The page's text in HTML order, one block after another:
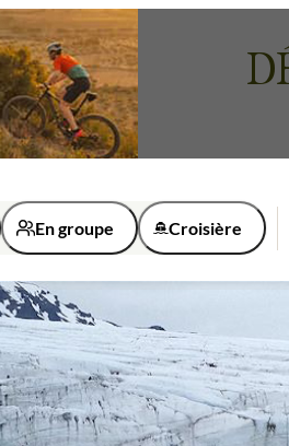
(129 avis)
mais aussi de chance il
le mont Newton pour
vous ouvre aussi en été les
comme
nicher. Le soleil de minuit
En groupe Croisière
activités